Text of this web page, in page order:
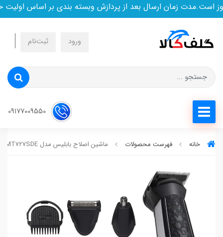
زمان ارسال بعد از پردازش وبسته بندی بر اساس اولیت
ورود ثبت‌نام
خانه فهرست محصولات ماشین اصلاح بابلیس مدل MT727SDE